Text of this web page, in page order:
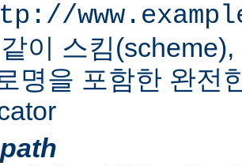
이 스킴
명을 포함한 완전